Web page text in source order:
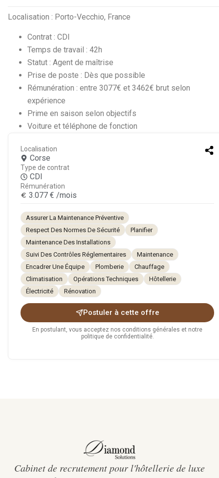
Localisation : Porto-Vecchio, France
Contrat : CDI
Temps de travail : 42h
Statut : Agent de maîtrise
Prise de poste : Dès que possible
Rémunération : entre 3077€ et 3462€ brut selon
expérience
Prime en saison selon objectifs
Voiture et téléphone de fonction
Localisation
Corse
Type de contrat
CDI
Rémunération
3.077 € /mois
Assurer La Maintenance Préventive
Respect Des Normes De Sécurité
Planifier
Maintenance Des Installations
Suivi Des Contrôles Réglementaires
Maintenance
Encadrer Une Équipe
Plomberie
Chauffage
Climatisation
Opérations Techniques
Hôtellerie
Électricité
Rénovation
Postuler à cette offre
En postulant, vous acceptez nos conditions générales et notre
politique de confidentialité.
Cabinet de recrutement pour l'hôtellerie de luxe